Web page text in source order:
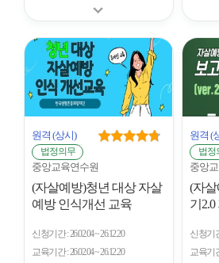
원격 (상시)
법정의무
중앙교육연수원
(자살예방)청년 대상 자살
예방 인식개선 교육
신청기간 26.02.04 ~ 26.12.20
교육기간 26.02.04 ~ 26.12.20
원격 (
법정
중앙
(자
기
신청기
교육기